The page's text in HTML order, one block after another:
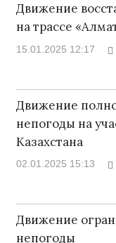
Движение
на трассе
15.01.2025 12:17
Движение
непогоды на
Казахстана
02.01.2025 15:13
Движение
непогоды